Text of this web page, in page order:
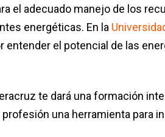
el adecuado manejo de los
energéticas. En la
el potencial de las
te dará una formación
una herramienta para